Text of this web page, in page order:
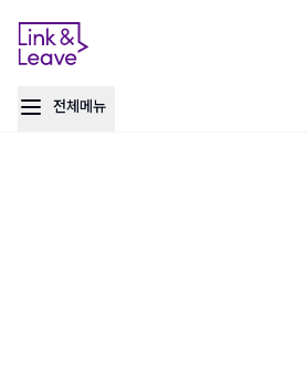
전체메뉴